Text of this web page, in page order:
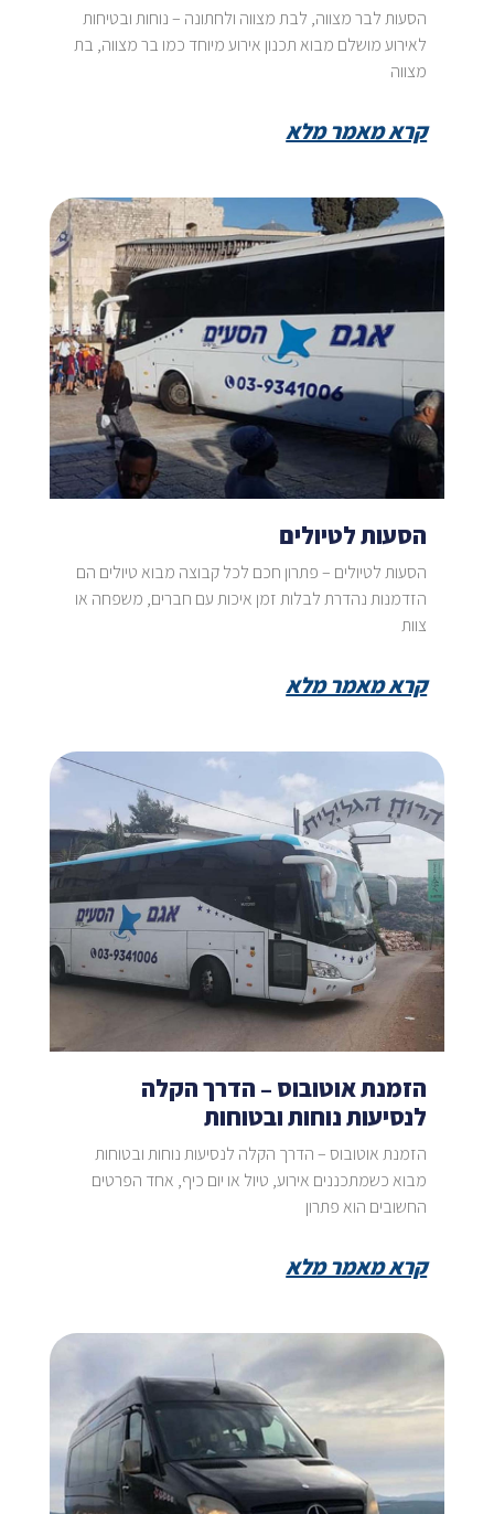
הסעות לבר מצווה, לבת מצווה ולחתונה – נוחות ובטיחות
לאירוע מושלם מבוא תכנון אירוע מיוחד כמו בר מצווה, בת
מצווה
קרא מאמר מלא
הסעות לטיולים
הסעות לטיולים – פתרון חכם לכל קבוצה מבוא טיולים הם
הזדמנות נהדרת לבלות זמן איכות עם חברים, משפחה או
צוות
קרא מאמר מלא
הזמנת אוטובוס – הדרך הקלה
לנסיעות נוחות ובטוחות
הזמנת אוטובוס – הדרך הקלה לנסיעות נוחות ובטוחות
מבוא כשמתכננים אירוע, טיול או יום כיף, אחד הפרטים
החשובים הוא פתרון
קרא מאמר מלא